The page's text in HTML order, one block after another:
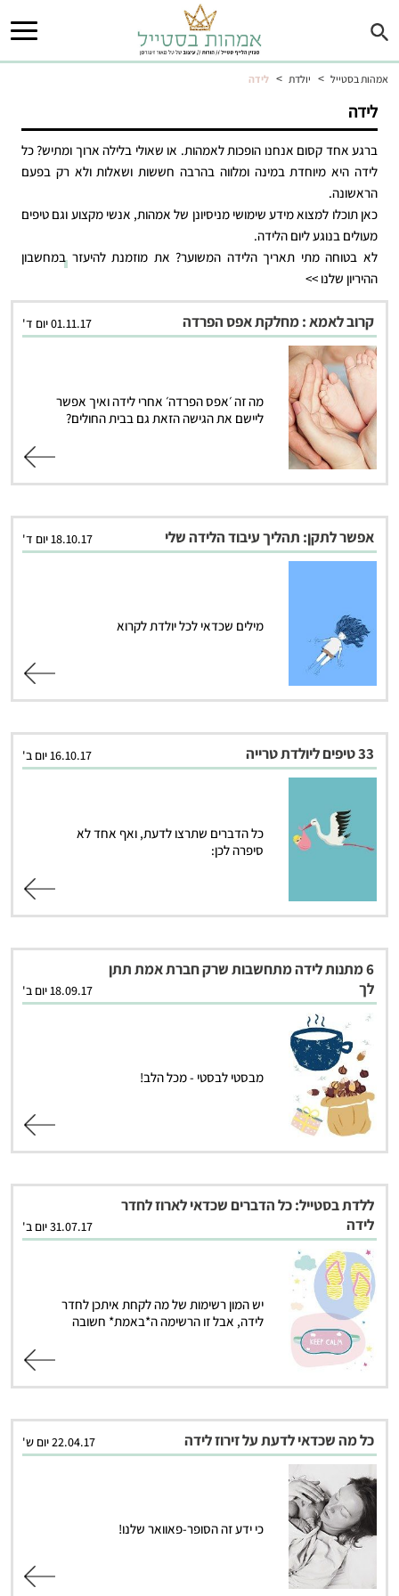
אמהות בסטייל > יולדת > לידה
לידה
ברגע אחד קסום אנחנו הופכות לאמהות. או שאולי בלילה ארוך ומתיש? כל
לידה היא מיוחדת במינה ומלווה בהרבה חששות ושאלות ולא רק בפעם
הראשונה.
כאן תוכלו למצוא מידע שימושי מניסיונן של אמהות, אנשי מקצוע וגם טיפים
מעולים בנוגע ליום הלידה.
לא בטוחה מתי תאריך הלידה המשוער? את מוזמנת להיעזרבמחשבון
ההיריון שלנו >>
קרוב לאמא : מחלקת אפס הפרדה 01.11.17 יום ד'
מה זה ׳אפס הפרדה׳ אחרי לידה ואיך אפשר
ליישם את הגישה הזאת גם בבית החולים?
אפשר לתקן: תהליך עיבוד הלידה שלי 18.10.17 יום ד'
מילים שכדאי לכל יולדת לקרוא
33 טיפים ליולדת טרייה 16.10.17 יום ב'
כל הדברים שתרצו לדעת, ואף אחד לא
סיפרה לכן:
6 מתנות לידה מתחשבות שרק חברת אמת תתן
לך
18.09.17 יום ב'
מבסטי לבסטי - מכל הלב!
ללדת בסטייל: כל הדברים שכדאי לארוז לחדר
לידה
31.07.17 יום ב'
יש המון רשימות של מה לקחת איתכן לחדר
לידה, אבל זו הרשימה ה*באמת* חשובה
כל מה שכדאי לדעת על זירוז לידה 22.04.17 יום ש'
כי ידע זה הסופר-פאוואר שלנו!